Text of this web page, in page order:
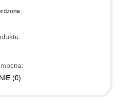
korzystać bez konieczności
Połączenie dwóch autorów też
zacząć nudzić a tutaj tłumaczy
NIE (0)